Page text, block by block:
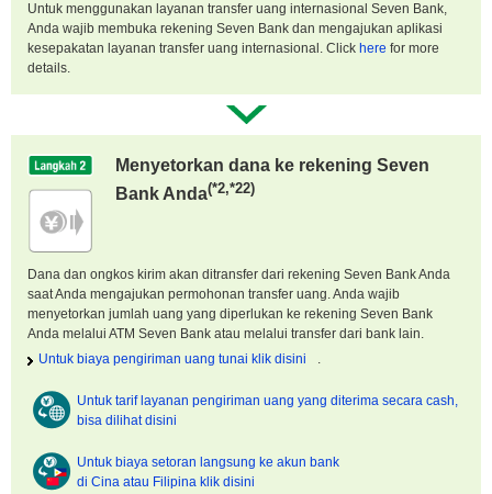
Untuk menggunakan layanan transfer uang internasional Seven Bank,
Anda wajib membuka rekening Seven Bank dan mengajukan aplikasi
kesepakatan layanan transfer uang internasional. Click here for more
details.
Menyetorkan dana ke rekening Seven
Bank Anda(*2,*22)
Dana dan ongkos kirim akan ditransfer dari rekening Seven Bank Anda
saat Anda mengajukan permohonan transfer uang. Anda wajib
menyetorkan jumlah uang yang diperlukan ke rekening Seven Bank
Anda melalui ATM Seven Bank atau melalui transfer dari bank lain.
Untuk biaya pengiriman uang tunai klik disini
.
Untuk tarif layanan pengiriman uang yang diterima secara cash,
bisa dilihat disini
Untuk biaya setoran langsung ke akun bank
di Cina atau Filipina klik disini